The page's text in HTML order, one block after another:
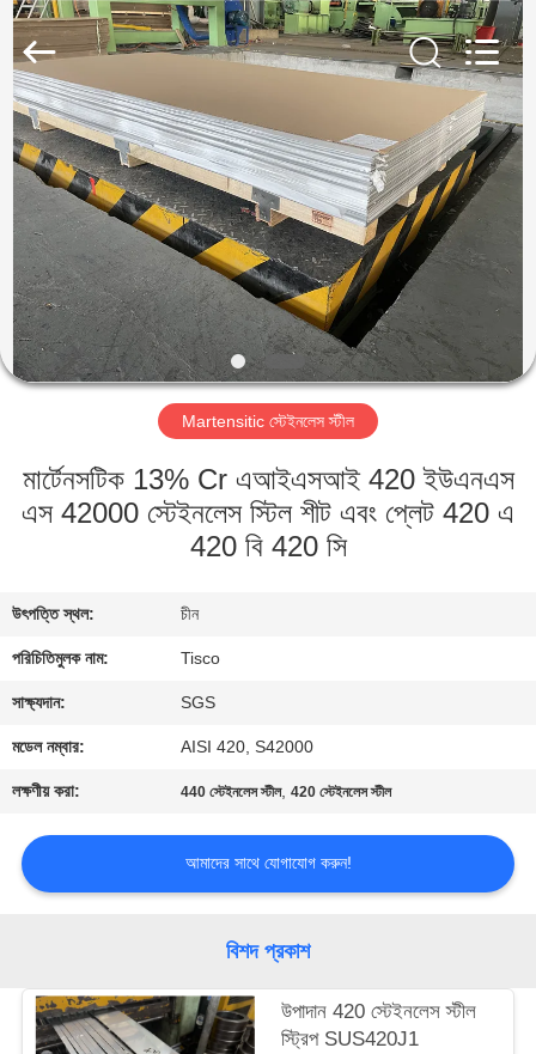
বাড়ি
পণ্য
ভিডিও
আমাদের
সম্পর্কে
কারখানা
ভ্রমণ
নিয়ন্ত্রণ
যোগাযোগ
করুন
জন্য
আবেদন
সাইট
ম্যাপ
Guanglu
Special
Co.,
Ltd.
Rights
Reserved.
Martensitic স্টেইনলেস স্টীল
মার্টেনসটিক 13% Cr এআইএসআই 420 ইউএনএস
এস 42000 স্টেইনলেস স্টিল শীট এবং প্লেট 420 এ
420 বি 420 সি
উৎপত্তি স্থল: চীন
পরিচিতিমুলক নাম: Tisco
সাক্ষ্যদান: SGS
মডেল নম্বার: AISI 420, S42000
লক্ষণীয় করা: 440 স্টেইনলেস স্টীল,420 স্টেইনলেস স্টীল
আমাদের সাথে যোগাযোগ করুন!
বিশদ প্রকাশ
উপাদান 420 স্টেইনলেস স্টীল
স্ট্রিপ SUS420J1